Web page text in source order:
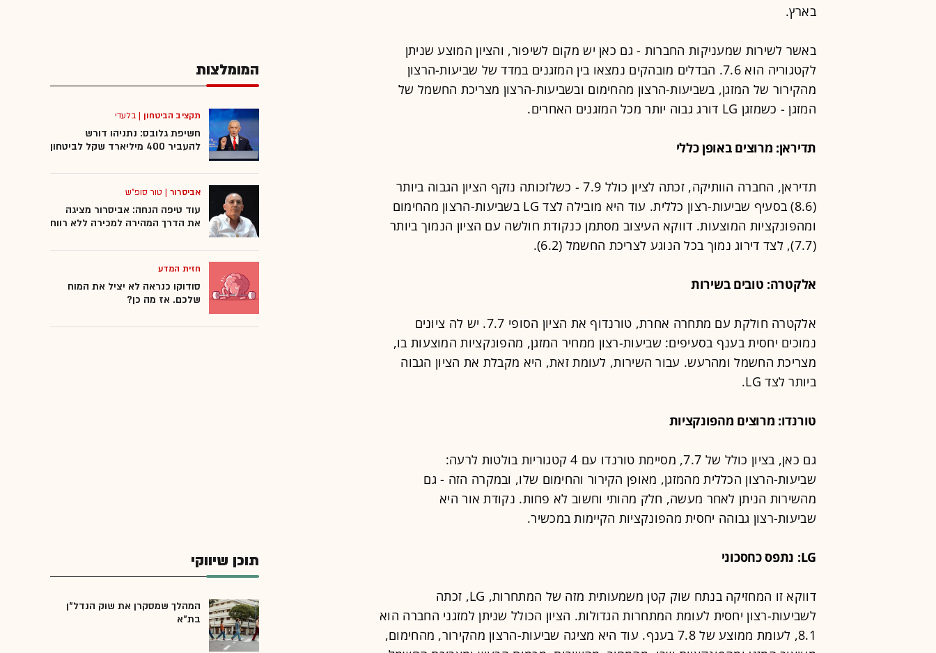
בארץ.
באשר לשירות שמעניקות החברות - גם כאן יש מקום לשיפור, והציון המוצע שניתן
לקטגוריה הוא 7.6. הבדלים מובהקים נמצאו בין המזגנים במדד של שביעות-הרצון
מהקירור של המזגן, בשביעות-הרצון מהחימום ובשביעות-הרצון מצריכת החשמל של
המזגן - כשמזגן LG דורג גבוה יותר מכל המזגנים האחרים.
תדיראן: מרוצים באופן כללי
תדיראן, החברה הוותיקה, זכתה לציון כולל 7.9 - כשלזכותה נזקף הציון הגבוה ביותר
(8.6) בסעיף שביעות-רצון כללית. עוד היא מובילה לצד LG בשביעות-הרצון מהחימום
ומהפונקציות המוצעות. דווקא העיצוב מסתמן כנקודת חולשה עם הציון הנמוך ביותר
(7.7), לצד דירוג נמוך בכל הנוגע לצריכת החשמל (6.2).
אלקטרה: טובים בשירות
אלקטרה חולקת עם מתחרה אחרת, טורנדוף את הציון הסופי 7.7. יש לה ציונים
נמוכים יחסית בענף בסעיפים: שביעות-רצון ממחיר המזגן, מהפונקציות המוצעות בו,
מצריכת החשמל ומהרעש. עבור השירות, לעומת זאת, היא מקבלת את הציון הגבוה
ביותר לצד LG.
טורנדו: מרוצים מהפונקציות
גם כאן, בציון כולל של 7.7, מסיימת טורנדו עם 4 קטגוריות בולטות לרעה:
שביעות-הרצון הכללית מהמזגן, מאופן הקירור והחימום שלו, ובמקרה הזה - גם
מהשירות הניתן לאחר מעשה, חלק מהותי וחשוב לא פחות. נקודת אור היא
שביעות-רצון גבוהה יחסית מהפונקציות הקיימות במכשיר.
LG: נתפס כחסכוני
דווקא זו המחזיקה בנתח שוק קטן משמעותית מזה של המתחרות, LG, זכתה
לשביעות-רצון יחסית לעומת המתחרות הגדולות. הציון הכולל שניתן למזגני החברה הוא
8.1, לעומת ממוצע של 7.8 בענף. עוד היא מציגה שביעות-הרצון מהקירור, מהחימום,
המומלצות
תקציב הביטחון |בלעדי
חשיפת גלובס: נתניהו דורש
להעביר 400 מיליארד שקל לביטחון
אביסרור| טור סופ"ש
עוד טיפה הנחה: אביסרור מציגה
את הדרך המהירה למכירה ללא רווח
חזית המדע
סודוקו כנראה לא יציל את המוח
שלכם. אז מה כן?
תוכן שיווקי
המהלך שמסקרן את שוק הנדל"ן
בת"א